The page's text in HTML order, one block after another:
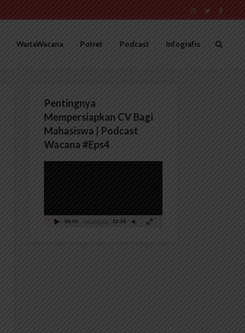
WartaWacana Potret Podcast Infografis
Pentingnya
Mempersiapkan CV Bagi
Mahasiswa | Podcast
Wacana #Eps4
00:00 32:39